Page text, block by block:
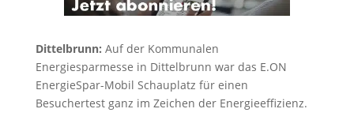
Dittelbrunn: Auf der Kommunalen
Energiesparmesse in Dittelbrunn war das E.ON
EnergieSpar-Mobil Schauplatz für einen
Besuchertest ganz im Zeichen der Energieeffizienz.